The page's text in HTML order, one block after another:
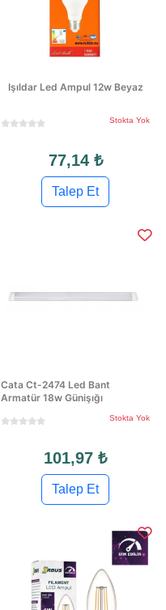
Işıldar Led Ampul 12w Beyaz
Stokta Yok
77,14 ₺
Talep Et
Cata Ct-2474 Led Bant
Armatür 18w Günişığı
Stokta Yok
101,97 ₺
Talep Et